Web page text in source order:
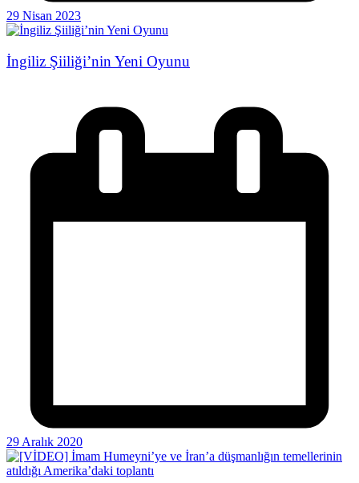
29 Nisan 2023
İngiliz Şiiliği’nin Yeni Oyunu
29 Aralık 2020